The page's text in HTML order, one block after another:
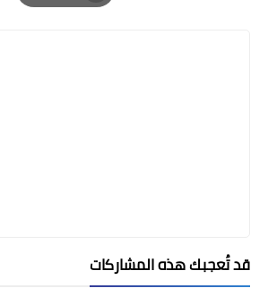
Print
قد تُعجبك هذه المشاركات